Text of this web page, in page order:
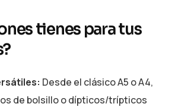
tienes para tus
Desde el clásico A5 o A4,
de bolsillo o dípticos/trípticos